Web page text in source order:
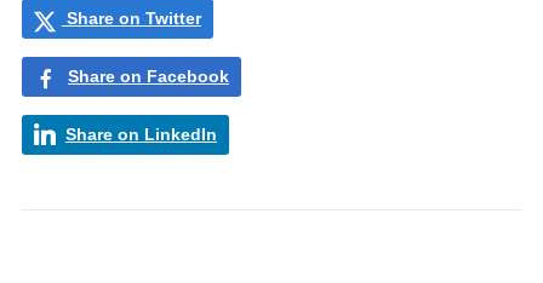
Share on Twitter
Share on Facebook
Share on LinkedIn